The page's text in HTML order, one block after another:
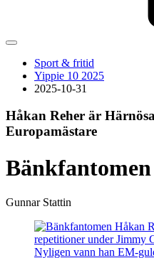
Sport & fritid
Yippie 10 2025
2025-10-31
Håkan Reher är
Europamästare
Bänkfantomen
Gunnar Stattin